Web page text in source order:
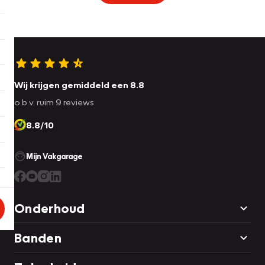
Wij krijgen gemiddeld een 8.8
o.b.v. ruim 9 reviews
8.8/10
Mijn Vakgarage
Onderhoud
Banden